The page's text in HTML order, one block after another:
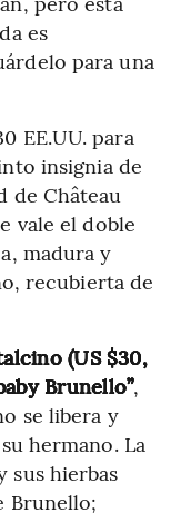
es
para una
EE.UU. para
insignia de
de Château
vale el doble
madura y
recubierta de
(US $30,
Brunello”,
se libera y
hermano. La
sus hierbas
Brunello;